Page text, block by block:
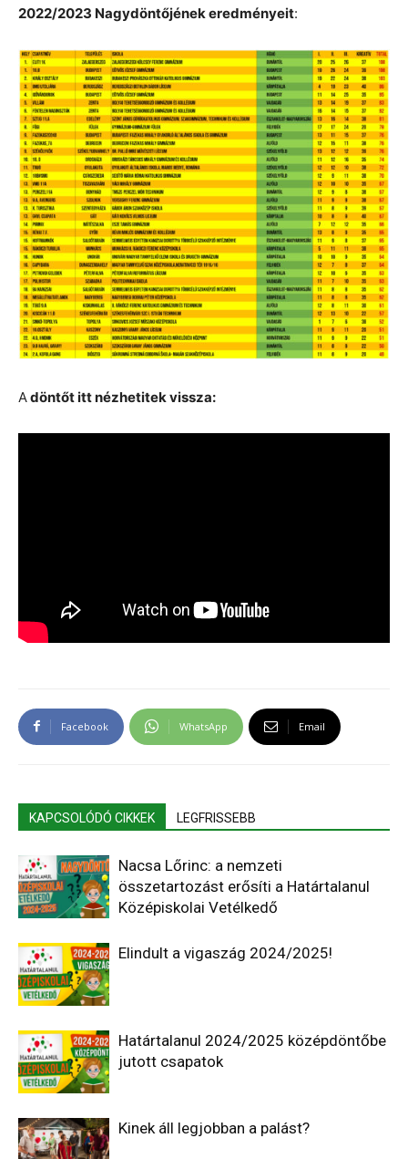
2022/2023 Nagydöntőjének eredményeit:
Adöntőt itt nézhetitek vissza:
Facebook WhatsApp Email
KAPCSOLÓDÓ CIKKEK LEGFRISSEBB
Nacsa Lőrinc: a nemzeti
összetartozást erősíti a Határtalanul
Középiskolai Vetélkedő
Elindult a vigaszág 2024/2025!
Határtalanul 2024/2025 középdöntőbe
jutott csapatok
Kinek áll legjobban a palást?